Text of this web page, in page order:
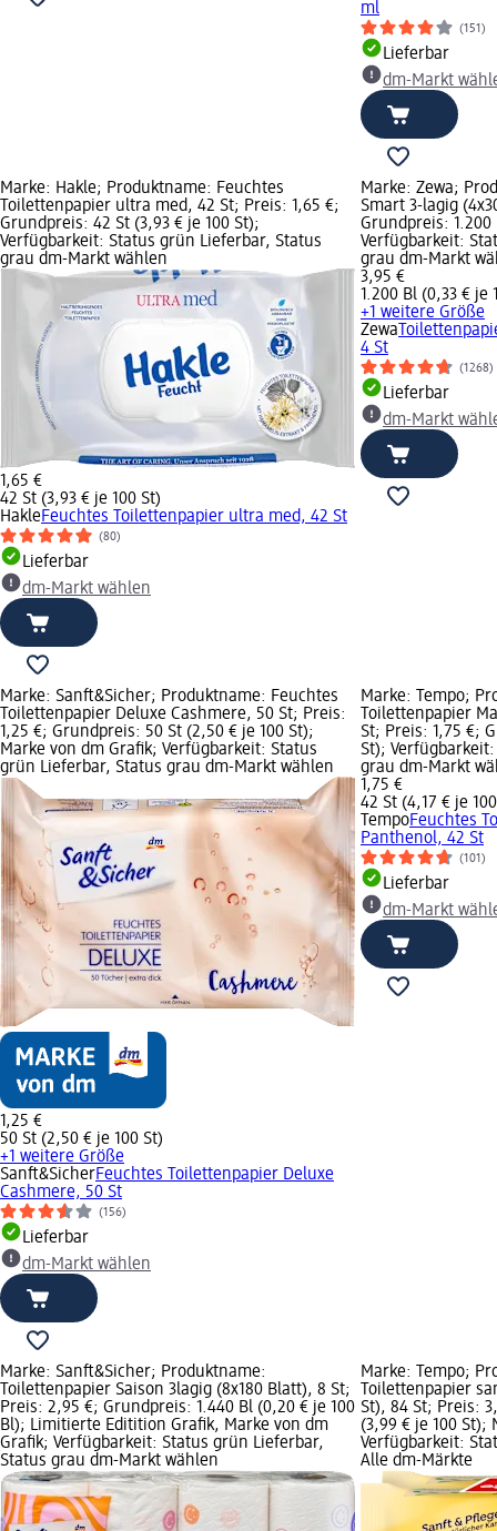
ml
(151)
Lieferbar
dm-Markt
Marke: Hakle; Produktname: Feuchtes
Toilettenpapier ultra med, 42 St; Preis: 1,65 €;
Grundpreis: 42 St (3,93 € je 100 St);
Verfügbarkeit: Status grün Lieferbar, Status
grau dm-Markt wählen
1,65 €
42 St (3,93 € je 100 St)
HakleFeuchtes Toilettenpapier ultra med, 42 St
(80)
Lieferbar
dm-Markt wählen
Marke: Zewa;
Smart 3-lagig
Grundpreis: 1.200
Verfügbarkeit:
grau dm-Markt
3,95 €
1.200 Bl (0,33 € je
+1 weitere Größe
Zewa
4 St
(1268)
Lieferbar
dm-Markt
Marke: Sanft&Sicher; Produktname: Feuchtes
Toilettenpapier Deluxe Cashmere, 50 St; Preis:
1,25 €; Grundpreis: 50 St (2,50 € je 100 St);
Marke von dm Grafik; Verfügbarkeit: Status
grün Lieferbar, Status grau dm-Markt wählen
1,25 €
50 St (2,50 € je 100 St)
+1 weitere Größe
Sanft&SicherFeuchtes Toilettenpapier Deluxe
Cashmere, 50 St
(156)
Lieferbar
dm-Markt wählen
Marke: Tempo;
Toilettenpapier
St; Preis: 1,75 €;
St);
grau dm-Markt
1,75 €
42 St (4,17 € je
TempoFeuchtes
Panthenol, 42 St
(101)
Lieferbar
dm-Markt
Marke: Sanft&Sicher; Produktname:
Toilettenpapier Saison 3lagig (8x180 Blatt), 8 St;
Preis: 2,95 €; Grundpreis: 1.440 Bl (0,20 € je 100
Bl); Limitierte Editition Grafik, Marke von dm
Grafik; Verfügbarkeit: Status grün Lieferbar,
Status grau dm-Markt wählen
Marke: Tempo;
Toilettenpapier
St), 84 St; Preis:
(3,99 € je 100 St);
Verfügbarkeit:
Alle dm-Märkte